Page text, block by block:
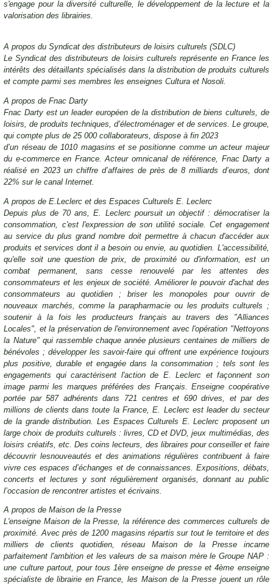
s'engage pour la diversité culturelle, le développement de la lecture et la
valorisation des librairies.
A propos du Syndicat des distributeurs de loisirs culturels (SDLC)
Le Syndicat des distributeurs de loisirs culturels représente en France les
intérêts des détaillants spécialisés dans la distribution de produits culturels
et compte parmi ses membres les enseignes Cultura et Nosoli.
A propos de Fnac Darty
Fnac Darty est un leader européen de la distribution de biens culturels, de
loisirs, de produits techniques, d’électroménager et de services. Le groupe,
qui compte plus de 25 000 collaborateurs, dispose à fin 2023
d’un réseau de 1010 magasins et se positionne comme un acteur majeur
du e-commerce en France. Acteur omnicanal de référence, Fnac Darty a
réalisé en 2023 un chiffre d’affaires de près de 8 milliards d’euros, dont
22% sur le canal Internet.
A propos de E.Leclerc et des Espaces Culturels E. Leclerc
Depuis plus de 70 ans, E. Leclerc poursuit un objectif : démocratiser la
consommation, c'est l'expression de son utilité sociale. Cet engagement
au service du plus grand nombre doit permettre à chacun d'accéder aux
produits et services dont il a besoin ou envie, au quotidien. L'accessibilité,
qu'elle soit une question de prix, de proximité ou d'information, est un
combat permanent, sans cesse renouvelé par les attentes des
consommateurs et les enjeux de société. Améliorer le pouvoir d'achat des
consommateurs au quotidien ; briser les monopoles pour ouvrir de
nouveaux marchés, comme la parapharmacie ou les produits culturels ;
soutenir à la fois les producteurs français au travers des "Alliances
Locales", et la préservation de l'environnement avec l'opération "Nettoyons
la Nature" qui rassemble chaque année plusieurs centaines de milliers de
bénévoles ; développer les savoir-faire qui offrent une expérience toujours
plus positive, durable et engagée dans la consommation ; tels sont les
engagements qui caractérisent l'action de E. Leclerc et façonnent son
image parmi les marques préférées des Français. Enseigne coopérative
portée par 587 adhérents dans 721 centres et 690 drives, et par des
millions de clients dans toute la France, E. Leclerc est leader du secteur
de la grande distribution. Les Espaces Culturels E. Leclerc proposent un
large choix de produits culturels : livres, CD et DVD, jeux multimédias, des
loisirs créatifs, etc. Des coins lecteurs, des libraires pour conseiller et faire
découvrir lesnouveautés et des animations régulières contribuent à faire
vivre ces espaces d’échanges et de connaissances. Expositions, débats,
concerts et lectures y sont régulièrement organisés, donnant au public
l’occasion de rencontrer artistes et écrivains.
A propos de Maison de la Presse
L'enseigne Maison de la Presse, la référence des commerces culturels de
proximité. Avec près de 1200 magasins répartis sur tout le territoire et des
milliers de clients quotidien, réseau Maison de la Presse incarne
parfaitement l'ambition et les valeurs de sa maison mère le Groupe NAP :
une culture partout, pour tous 1ère enseigne de presse et 4ème enseigne
spécialiste de librairie en France, les Maison de la Presse jouent un rôle